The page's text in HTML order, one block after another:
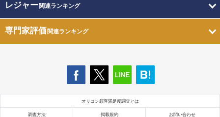
レジャー関連ランキング
専門家評価関連ランキング
オリコン顧客満足度調査とは
調査方法 掲載規約 お問い合わせ